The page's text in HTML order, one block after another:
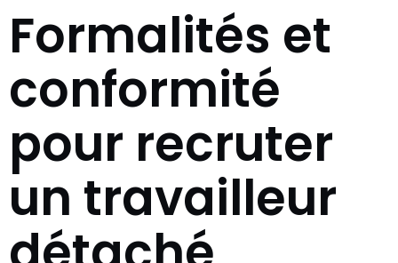
Formalités et
conformité
pour recruter
un travailleur